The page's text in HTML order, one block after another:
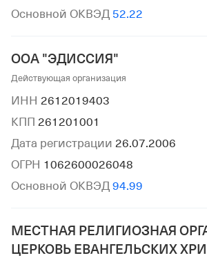
Основной ОКВЭД 52.22
ООА "ЭДИССИЯ"
Действующая организация
ИНН 2612019403
КПП 261201001
Дата регистрации 26.07.2006
ОГРН 1062600026048
Основной ОКВЭД 94.99
МЕСТНАЯ РЕЛИГИОЗНАЯ
ЦЕРКОВЬ ЕВАНГЕЛЬСКИХ